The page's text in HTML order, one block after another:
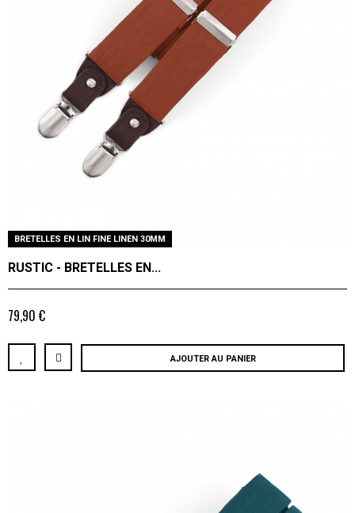
BRETELLES EN LIN FINE LINEN 30MM
RUSTIC - BRETELLES EN...
79,90 €
AJOUTER AU PANIER